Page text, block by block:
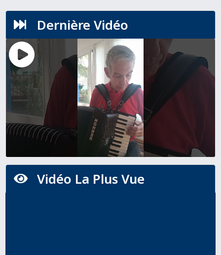
 Dernière Vidéo
 Vidéo La Plus Vue